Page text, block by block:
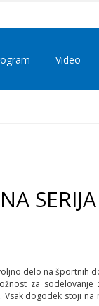
Video
delo na športnih
za
dogodek stoji